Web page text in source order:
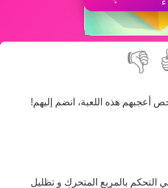
👎
التحكم بالمربع المتحرك و تظليل